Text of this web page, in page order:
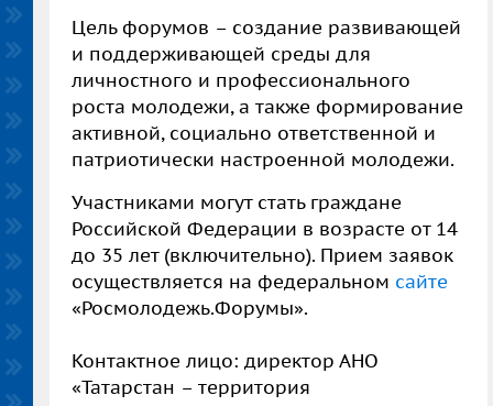
Цель форумов – создание развивающей
и поддерживающей среды для
личностного и профессионального
роста молодежи, а также формирование
активной, социально ответственной и
патриотически настроенной молодежи.
Участниками могут стать граждане
Российской Федерации в возрасте от 14
до 35 лет (включительно). Прием заявок
осуществляется на федеральном сайте
«Росмолодежь.Форумы».
Контактное лицо: директор АНО
«Татарстан – территория